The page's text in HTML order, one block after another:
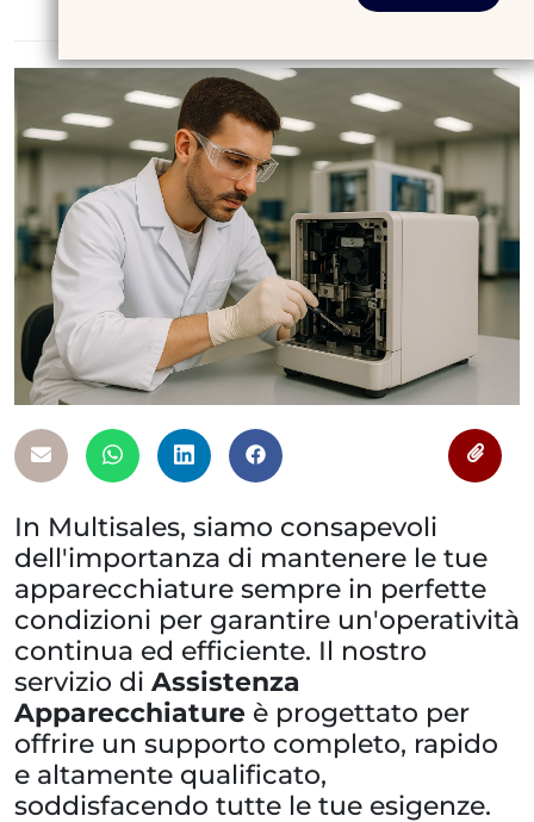
In Multisales, siamo consapevoli
dell'importanza di mantenere le tue
apparecchiature sempre in perfette
condizioni per garantire un'operatività
continua ed efficiente. Il nostro
servizio di Assistenza
Apparecchiature è progettato per
offrire un supporto completo, rapido
e altamente qualificato,
soddisfacendo tutte le tue esigenze.